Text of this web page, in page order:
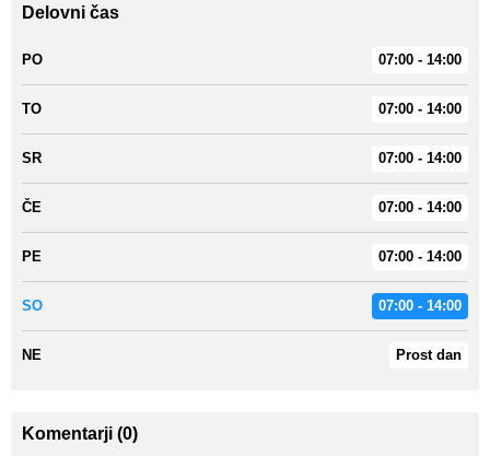
Delovni čas
PO 07:00 - 14:00
TO 07:00 - 14:00
SR 07:00 - 14:00
ČE 07:00 - 14:00
PE 07:00 - 14:00
SO 07:00 - 14:00
NE Prost dan
Komentarji (0)